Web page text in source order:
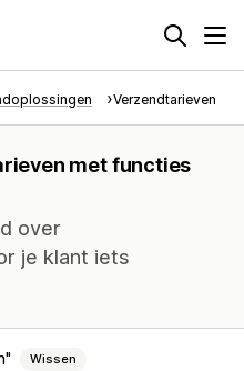
Verzendtarieven
met functies
over
je klant iets
Wissen